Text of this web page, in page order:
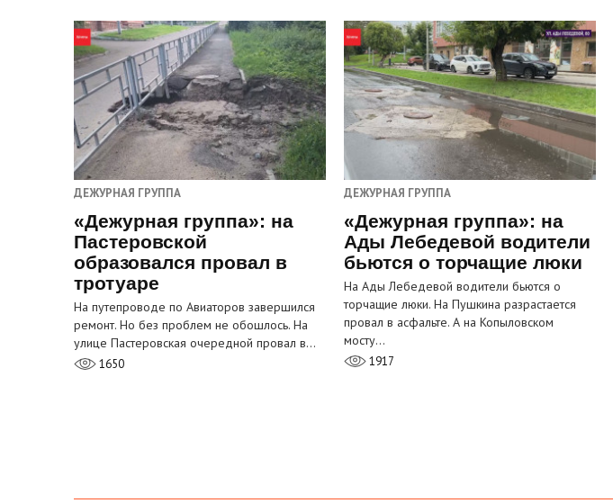
ДЕЖУРНАЯ ГРУППА
«Дежурная группа»: на
Пастеровской
образовался провал в
тротуаре
На путепроводе по Авиаторов завершился
ремонт. Но без проблем не обошлось. На
улице Пастеровская очередной провал в…
1650
ДЕЖУРНАЯ ГРУППА
«Дежурная группа»: на
Ады Лебедевой водители
бьются о торчащие люки
На Ады Лебедевой водители бьются о
торчащие люки. На Пушкина разрастается
провал в асфальте. А на Копыловском
мосту…
1917